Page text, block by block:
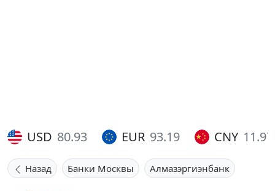
USD 80.93 EUR 93.19 CNY 11.97
Назад Банки Москвы Алмазэргиэнбанк